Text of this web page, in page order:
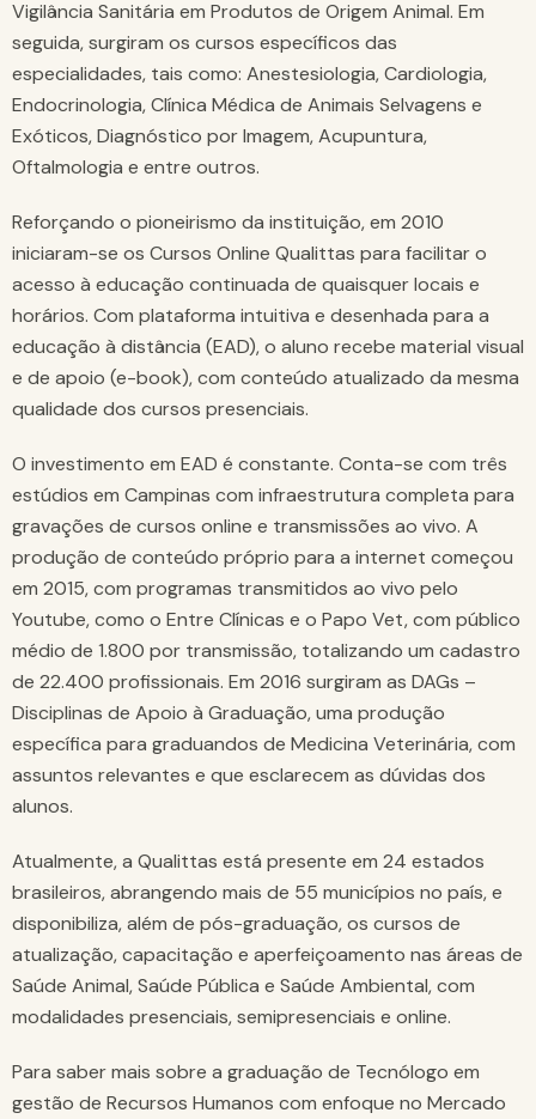
Vigilância Sanitária em Produtos de Origem Animal. Em
seguida, surgiram os cursos específicos das
especialidades, tais como: Anestesiologia, Cardiologia,
Endocrinologia, Clínica Médica de Animais Selvagens e
Exóticos, Diagnóstico por Imagem, Acupuntura,
Oftalmologia e entre outros.
Reforçando o pioneirismo da instituição, em 2010
iniciaram-se os Cursos Online Qualittas para facilitar o
acesso à educação continuada de quaisquer locais e
horários. Com plataforma intuitiva e desenhada para a
educação à distância (EAD), o aluno recebe material visual
e de apoio (e-book), com conteúdo atualizado da mesma
qualidade dos cursos presenciais.
O investimento em EAD é constante. Conta-se com três
estúdios em Campinas com infraestrutura completa para
gravações de cursos online e transmissões ao vivo. A
produção de conteúdo próprio para a internet começou
em 2015, com programas transmitidos ao vivo pelo
Youtube, como o Entre Clínicas e o Papo Vet, com público
médio de 1.800 por transmissão, totalizando um cadastro
de 22.400 profissionais. Em 2016 surgiram as DAGs –
Disciplinas de Apoio à Graduação, uma produção
específica para graduandos de Medicina Veterinária, com
assuntos relevantes e que esclarecem as dúvidas dos
alunos.
Atualmente, a Qualittas está presente em 24 estados
brasileiros, abrangendo mais de 55 municípios no país, e
disponibiliza, além de pós-graduação, os cursos de
atualização, capacitação e aperfeiçoamento nas áreas de
Saúde Animal, Saúde Pública e Saúde Ambiental, com
modalidades presenciais, semipresenciais e online.
Para saber mais sobre a graduação de Tecnólogo em
gestão de Recursos Humanos com enfoque no Mercado